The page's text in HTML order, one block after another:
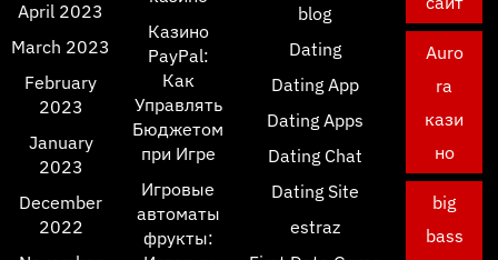
April 2023
March 2023
February
2023
January
2023
December
2022
Казино
PayPal:
Как
Управлять
Бюджетом
при Игре
Игровые
автоматы
фрукты:
blog
Dating
Dating App
Dating Apps
Dating Chat
Dating Site
estraz
Auro
ra
кази
но
big
bass